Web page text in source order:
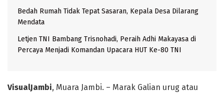
Bedah Rumah Tidak Tepat Sasaran, Kepala Desa Dilarang
Mendata
Letjen TNI Bambang Trisnohadi, Peraih Adhi Makayasa di
Percaya Menjadi Komandan Upacara HUT Ke-80 TNI
VisualJambi, Muara Jambi. – Marak Galian urug atau